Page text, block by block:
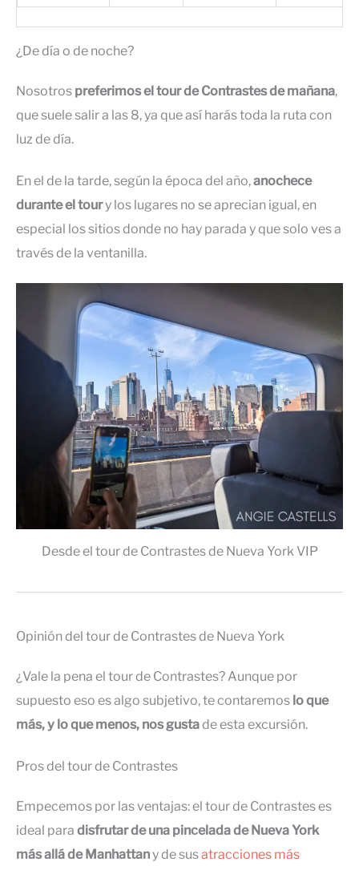
¿De día o de noche?
Nosotros preferimos el tour de Contrastes de mañana,
que suele salir a las 8, ya que así harás toda la ruta con
luz de día.
En el de la tarde, según la época del año,anochece
durante el toury los lugares no se aprecian igual, en
especial los sitios donde no hay parada y que solo ves a
través de la ventanilla.
Desde el tour de Contrastes de Nueva York VIP
Opinión del tour de Contrastes de Nueva York
¿Vale la pena el tour de Contrastes? Aunque por
supuesto eso es algo subjetivo, te contaremos lo que
más, y lo que menos, nos gustade esta excursión.
Pros del tour de Contrastes
Empecemos por las ventajas: el tour de Contrastes es
ideal para disfrutar de una pincelada de Nueva York
más allá de Manhattany de susatracciones más